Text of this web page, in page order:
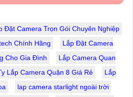
Đặt Camera Trọn Gói Chuyên Nghiệp
Chính Hãng
Lắp Đặt Camera
Cho Gia Đình
Lắp Camera Quan
Lắp Camera Quận 8 Giá Rẻ
Lắp
lap camera starlight ngoài trời